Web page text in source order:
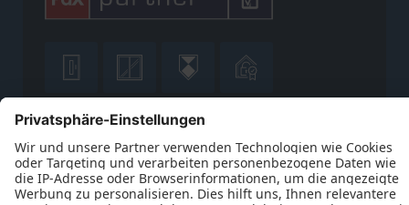
   
  
   